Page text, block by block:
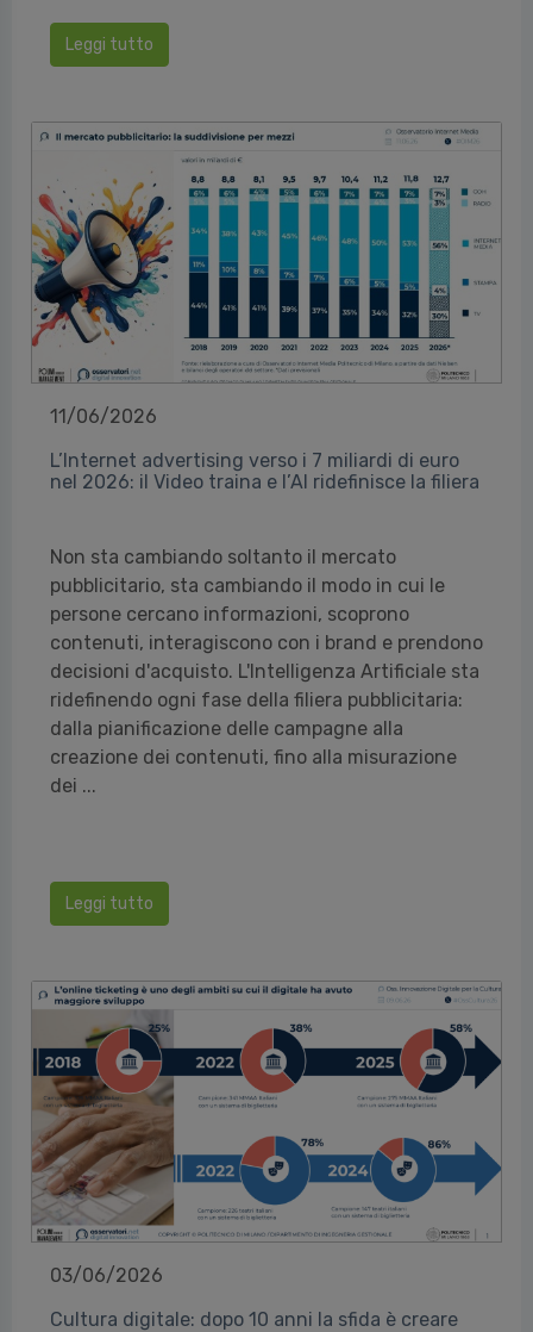
Leggi tutto
11/06/2026
L’Internet advertising verso i 7 miliardi di euro
nel 2026: il Video traina e l’AI ridefinisce la filiera
Non sta cambiando soltanto il mercato
pubblicitario, sta cambiando il modo in cui le
persone cercano informazioni, scoprono
contenuti, interagiscono con i brand e prendono
decisioni d'acquisto. L'Intelligenza Artificiale sta
ridefinendo ogni fase della filiera pubblicitaria:
dalla pianificazione delle campagne alla
creazione dei contenuti, fino alla misurazione
dei ...
Leggi tutto
03/06/2026
Cultura digitale: dopo 10 anni la sfida è creare